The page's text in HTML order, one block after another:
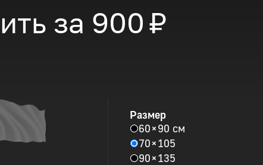
за 900 ₽
Размер
60 × 90 см
70 × 105
90 × 135